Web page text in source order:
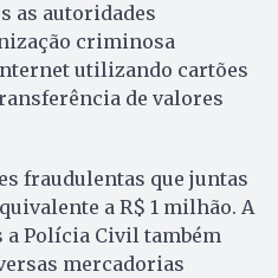
as autoridades
criminosa
utilizando cartões
de valores
fraudulentas que juntas
a R$ 1 milhão. A
Polícia Civil também
mercadorias